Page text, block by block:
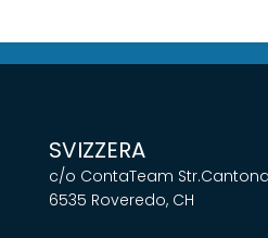
SVIZZERA
c/o ContaTeam
6535 Roveredo, CH